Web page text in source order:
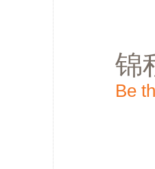
锦
Be